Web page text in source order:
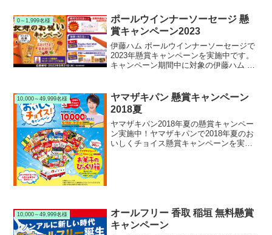
0～1,999名様
ポールウインナーソーセージ 懸
賞キャンペーン2023
伊藤ハム ポールウインナーソーセージで
2023年懸賞キャンペーンを実施中です。
キャンペーン期間中に対象の伊藤ハム ポ
などが当たります。
10,000～49,999名様
ヤマザキパン 懸賞キャンペーン
2018夏
ヤマザキパン2018年夏の懸賞キャンペー
ン実施中！ヤマザキパンで2018年夏のお
いしくチョイス懸賞キャンペーンを実施
10,000～49,999名様
オールフリー 香取 稲垣 無料懸賞
キャンペーン